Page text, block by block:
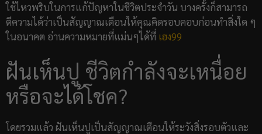
ใช้ไหวพริบในการแก้ปัญหาในชีวิตประจำวัน บางครั้งก็สามารถ
ตีความได้ว่าเป็นสัญญาณเตือนให้คุณคิดรอบคอบก่อนทำสิ่งใด ๆ
ในอนาคต อ่านความหมายที่แม่นๆได้ที่ เฮง99
ฝันเห็นปู ชีวิตกำลังจะเหนื่อย
หรือจะได้โชค?
โดยรวมแล้ว ฝันเห็นปูเป็นสัญญาณเตือนให้ระวังสิ่งรอบตัวและ